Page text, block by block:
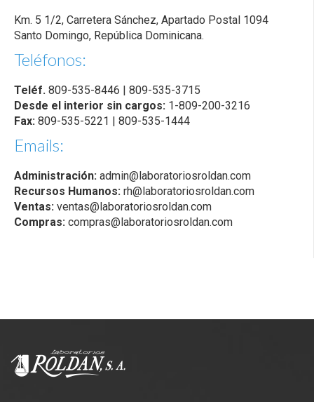
Km. 5 1/2, Carretera Sánchez, Apartado Postal 1094
Santo Domingo, República Dominicana.
Teléfonos:
Teléf. 809-535-8446 | 809-535-3715
Desde el interior sin cargos: 1-809-200-3216
Fax: 809-535-5221 | 809-535-1444
Emails:
Administración: admin@laboratoriosroldan.com
Recursos Humanos: rh@laboratoriosroldan.com
Ventas: ventas@laboratoriosroldan.com
Compras: compras@laboratoriosroldan.com